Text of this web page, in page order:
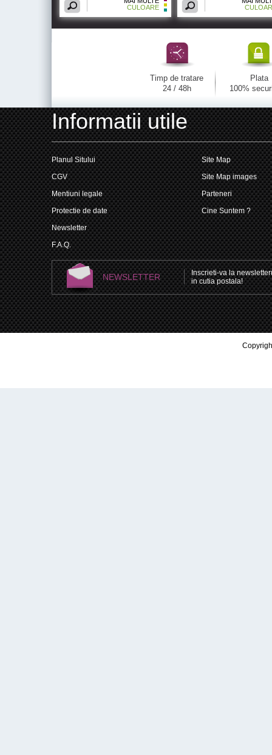
CULOARE
Timp de tratare
24 / 48h
Plata
100%
Informatii utile
Planul Sitului
CGV
Mentiuni legale
Protectie de date
Newsletter
F.A.Q.
Site Map
Site Map images
Parteneri
Cine Suntem ?
NEWSLETTER
Inscrieti-va la
in cutia postala!